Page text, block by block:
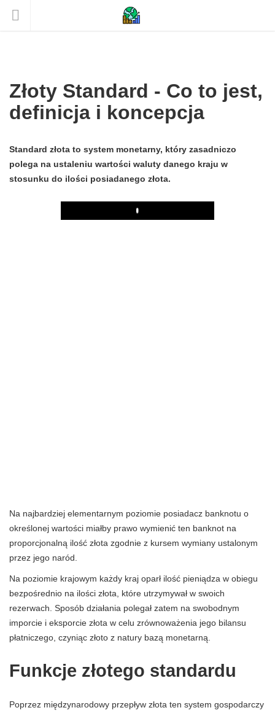
Złoty Standard - Co to jest,
definicja i koncepcja
Standard złota to system monetarny, który zasadniczo
polega na ustaleniu wartości waluty danego kraju w
stosunku do ilości posiadanego złota.
Play
Na najbardziej elementarnym poziomie posiadacz banknotu o
określonej wartości miałby prawo wymienić ten banknot na
proporcjonalną ilość złota zgodnie z kursem wymiany ustalonym
przez jego naród.
Na poziomie krajowym każdy kraj oparł ilość pieniądza w obiegu
bezpośrednio na ilości złota, które utrzymywał w swoich
rezerwach. Sposób działania polegał zatem na swobodnym
imporcie i eksporcie złota w celu zrównoważenia jego bilansu
płatniczego, czyniąc złoto z natury bazą monetarną.
Funkcje złotego standardu
Poprzez międzynarodowy przepływ złota ten system gospodarczy